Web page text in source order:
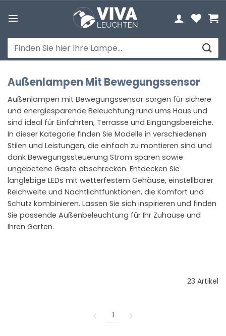
Inhalt
Suchen
nach:
Außenlampen Mit Bewegungssensor
Außenlampen mit Bewegungssensor sorgen für sichere
und energiesparende Beleuchtung rund ums Haus und
sind ideal für Einfahrten, Terrasse und Eingangsbereiche.
In dieser Kategorie finden Sie Modelle in verschiedenen
Stilen und Leistungen, die einfach zu montieren sind und
dank Bewegungssteuerung Strom sparen sowie
ungebetene Gäste abschrecken. Entdecken Sie
langlebige LEDs mit wetterfestem Gehäuse, einstellbarer
Reichweite und Nachtlichtfunktionen, die Komfort und
Schutz kombinieren. Lassen Sie sich inspirieren und finden
Sie passende Außenbeleuchtung für Ihr Zuhause und
Ihren Garten.
23 Artikel
1